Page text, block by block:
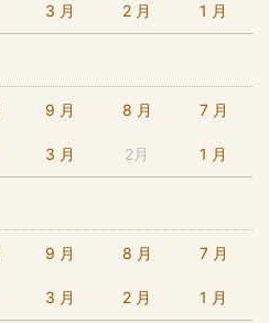
3 月 2 月 1 月
9 月 8 月 7 月
3 月 2月 1 月
9 月 8 月 7 月
3 月 2 月 1 月